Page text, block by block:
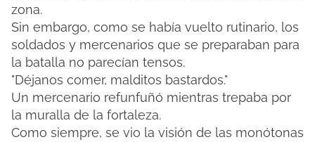
zona.
Sin embargo, como se había vuelto rutinario, los
soldados y mercenarios que se preparaban para
la batalla no parecían tensos.
"Déjanos comer, malditos bastardos."
Un mercenario refunfuñó mientras trepaba por
la muralla de la fortaleza.
Como siempre, se vio la visión de las monótonas